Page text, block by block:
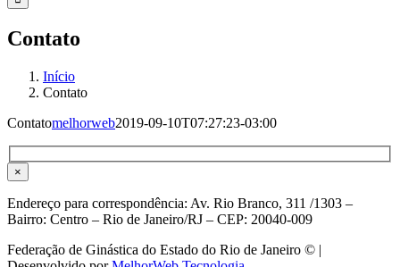
Contato
Início
Contato
Contatomelhorweb2019-09-10T07:27:23-03:00
×
Endereço para correspondência: Av. Rio Branco, 311 /1303 –
Bairro: Centro – Rio de Janeiro/RJ – CEP: 20040-009
Federação de Ginástica do Estado do Rio de Janeiro © |